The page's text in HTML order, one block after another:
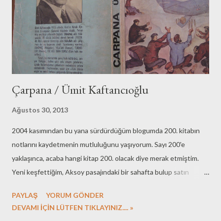
Çarpana / Ümit Kaftancıoğlu
Ağustos 30, 2013
2004 kasımından bu yana sürdürdüğüm blogumda 200. kitabın
notlarını kaydetmenin mutluluğunu yaşıyorum. Sayı 200'e
yaklaşınca, acaba hangi kitap 200. olacak diye merak etmiştim.
Yeni keşfettiğim, Aksoy pasajındaki bir sahafta bulup satın
basılan hikaye kitabını. 205 sayfalık kitap 15 öyküden oluşuyor.
Çoğunlukla Ardahan ve köylerinde geçen yoksulluk ve yoksunluk
PAYLAŞ
YORUM GÖNDER
DEVAMI İÇİN LÜTFEN TIKLAYINIZ.... »